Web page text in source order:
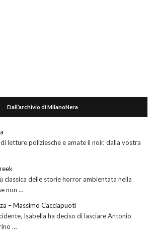
Dall’archivio di MilanoNera
letture poliziesche e amate il noir, dalla vostra
classica delle storie horror ambientata nella
non …
– Massimo Cacciapuoti
Isabella ha deciso di lasciare Antonio
…